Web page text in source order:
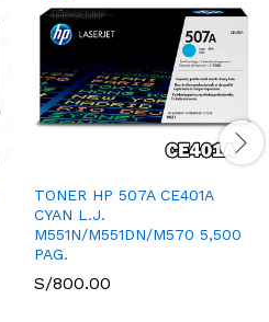
TONER HP 507A CE401A
CYAN L.J.
M551N/M551DN/M570 5,500
PAG.
S/800.00